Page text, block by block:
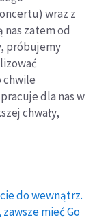
wraz z
zatem od
próbujemy
chwile
dla nas w
chwały,
do wewnątrz.
mieć Go